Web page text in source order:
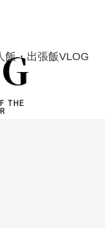
飯・出張飯VLOG